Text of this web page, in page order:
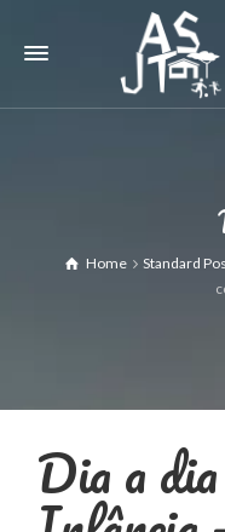
Home Standard
Dia a